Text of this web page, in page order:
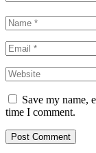
Save my name,
time I comment.